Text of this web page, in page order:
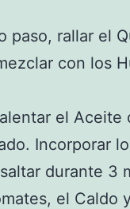
paso, rallar el
con los
el Aceite
Incorporar
durante 3
el Caldo